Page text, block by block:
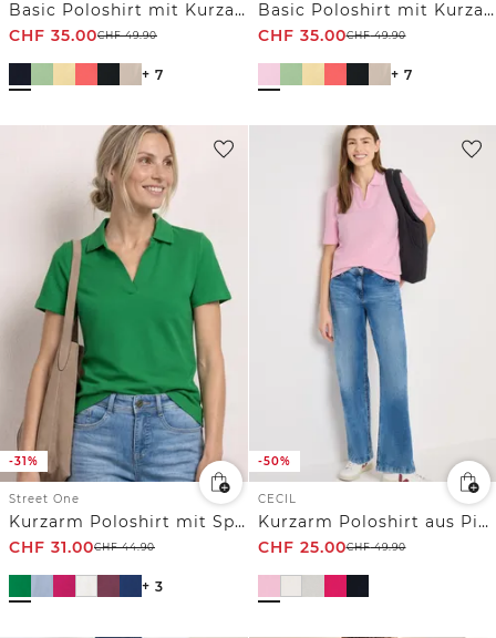
Basic Poloshirt mit Kurzarm
CHF 35.00CHF49.90
+ 7
Basic Poloshirt mit Kurzarm
CHF 35.00CHF49.90
+ 7
-31%
Street One
Kurzarm Poloshirt mit Split Neck
CHF 31.00CHF44.90
+ 3
-50%
CECIL
Kurzarm Poloshirt aus Piqué Ware
CHF 25.00CHF49.90